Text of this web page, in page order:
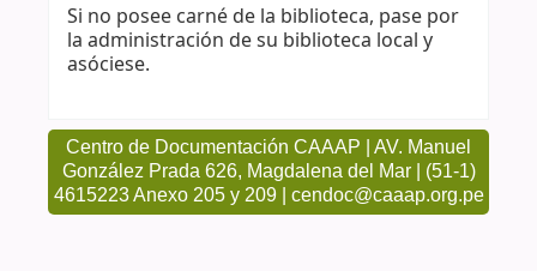
Si no posee carné de la biblioteca, pase por
la administración de su biblioteca local y
asóciese.
Centro de Documentación CAAAP | AV. Manuel
González Prada 626, Magdalena del Mar | (51-1)
4615223 Anexo 205 y 209 | cendoc@caaap.org.pe